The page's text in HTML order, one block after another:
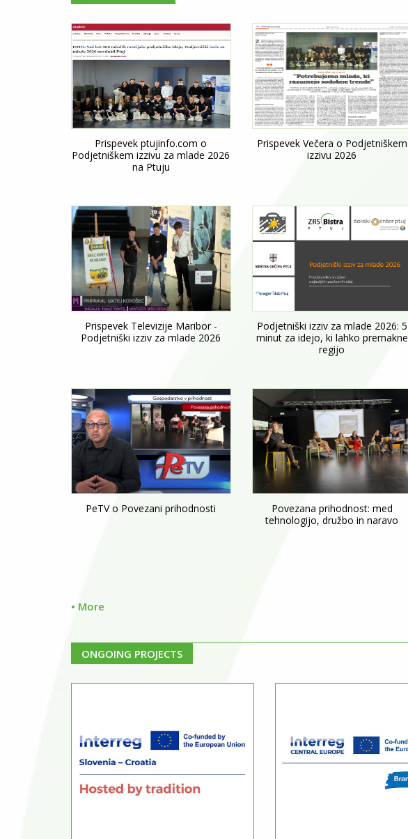
Prispevek ptujinfo.com o
Podjetniškem izzivu za mlade 2026
na Ptuju
Prispevek Večera o Podjetniškem
izzivu 2026
Prispevek Televizije Maribor -
Podjetniški izziv za mlade 2026
Podjetniški izziv za mlade 2026: 5
minut za idejo, ki lahko premakne
regijo
PeTV o Povezani prihodnosti
Povezana prihodnost: med
tehnologijo, družbo in naravo
• More
ONGOING PROJECTS